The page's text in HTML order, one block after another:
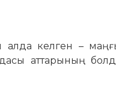
келген –
аттарының